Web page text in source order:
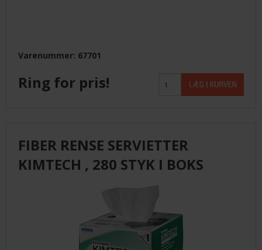
Varenummer: 67701
Ring for pris!
FIBER RENSE SERVIETTER
KIMTECH , 280 STYK I BOKS